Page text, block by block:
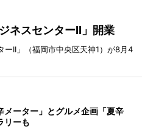
ネスセンターII」開業
ーII」（福岡市中央区天神1）が8月4
メーター」とグルメ企画「夏辛
ーも